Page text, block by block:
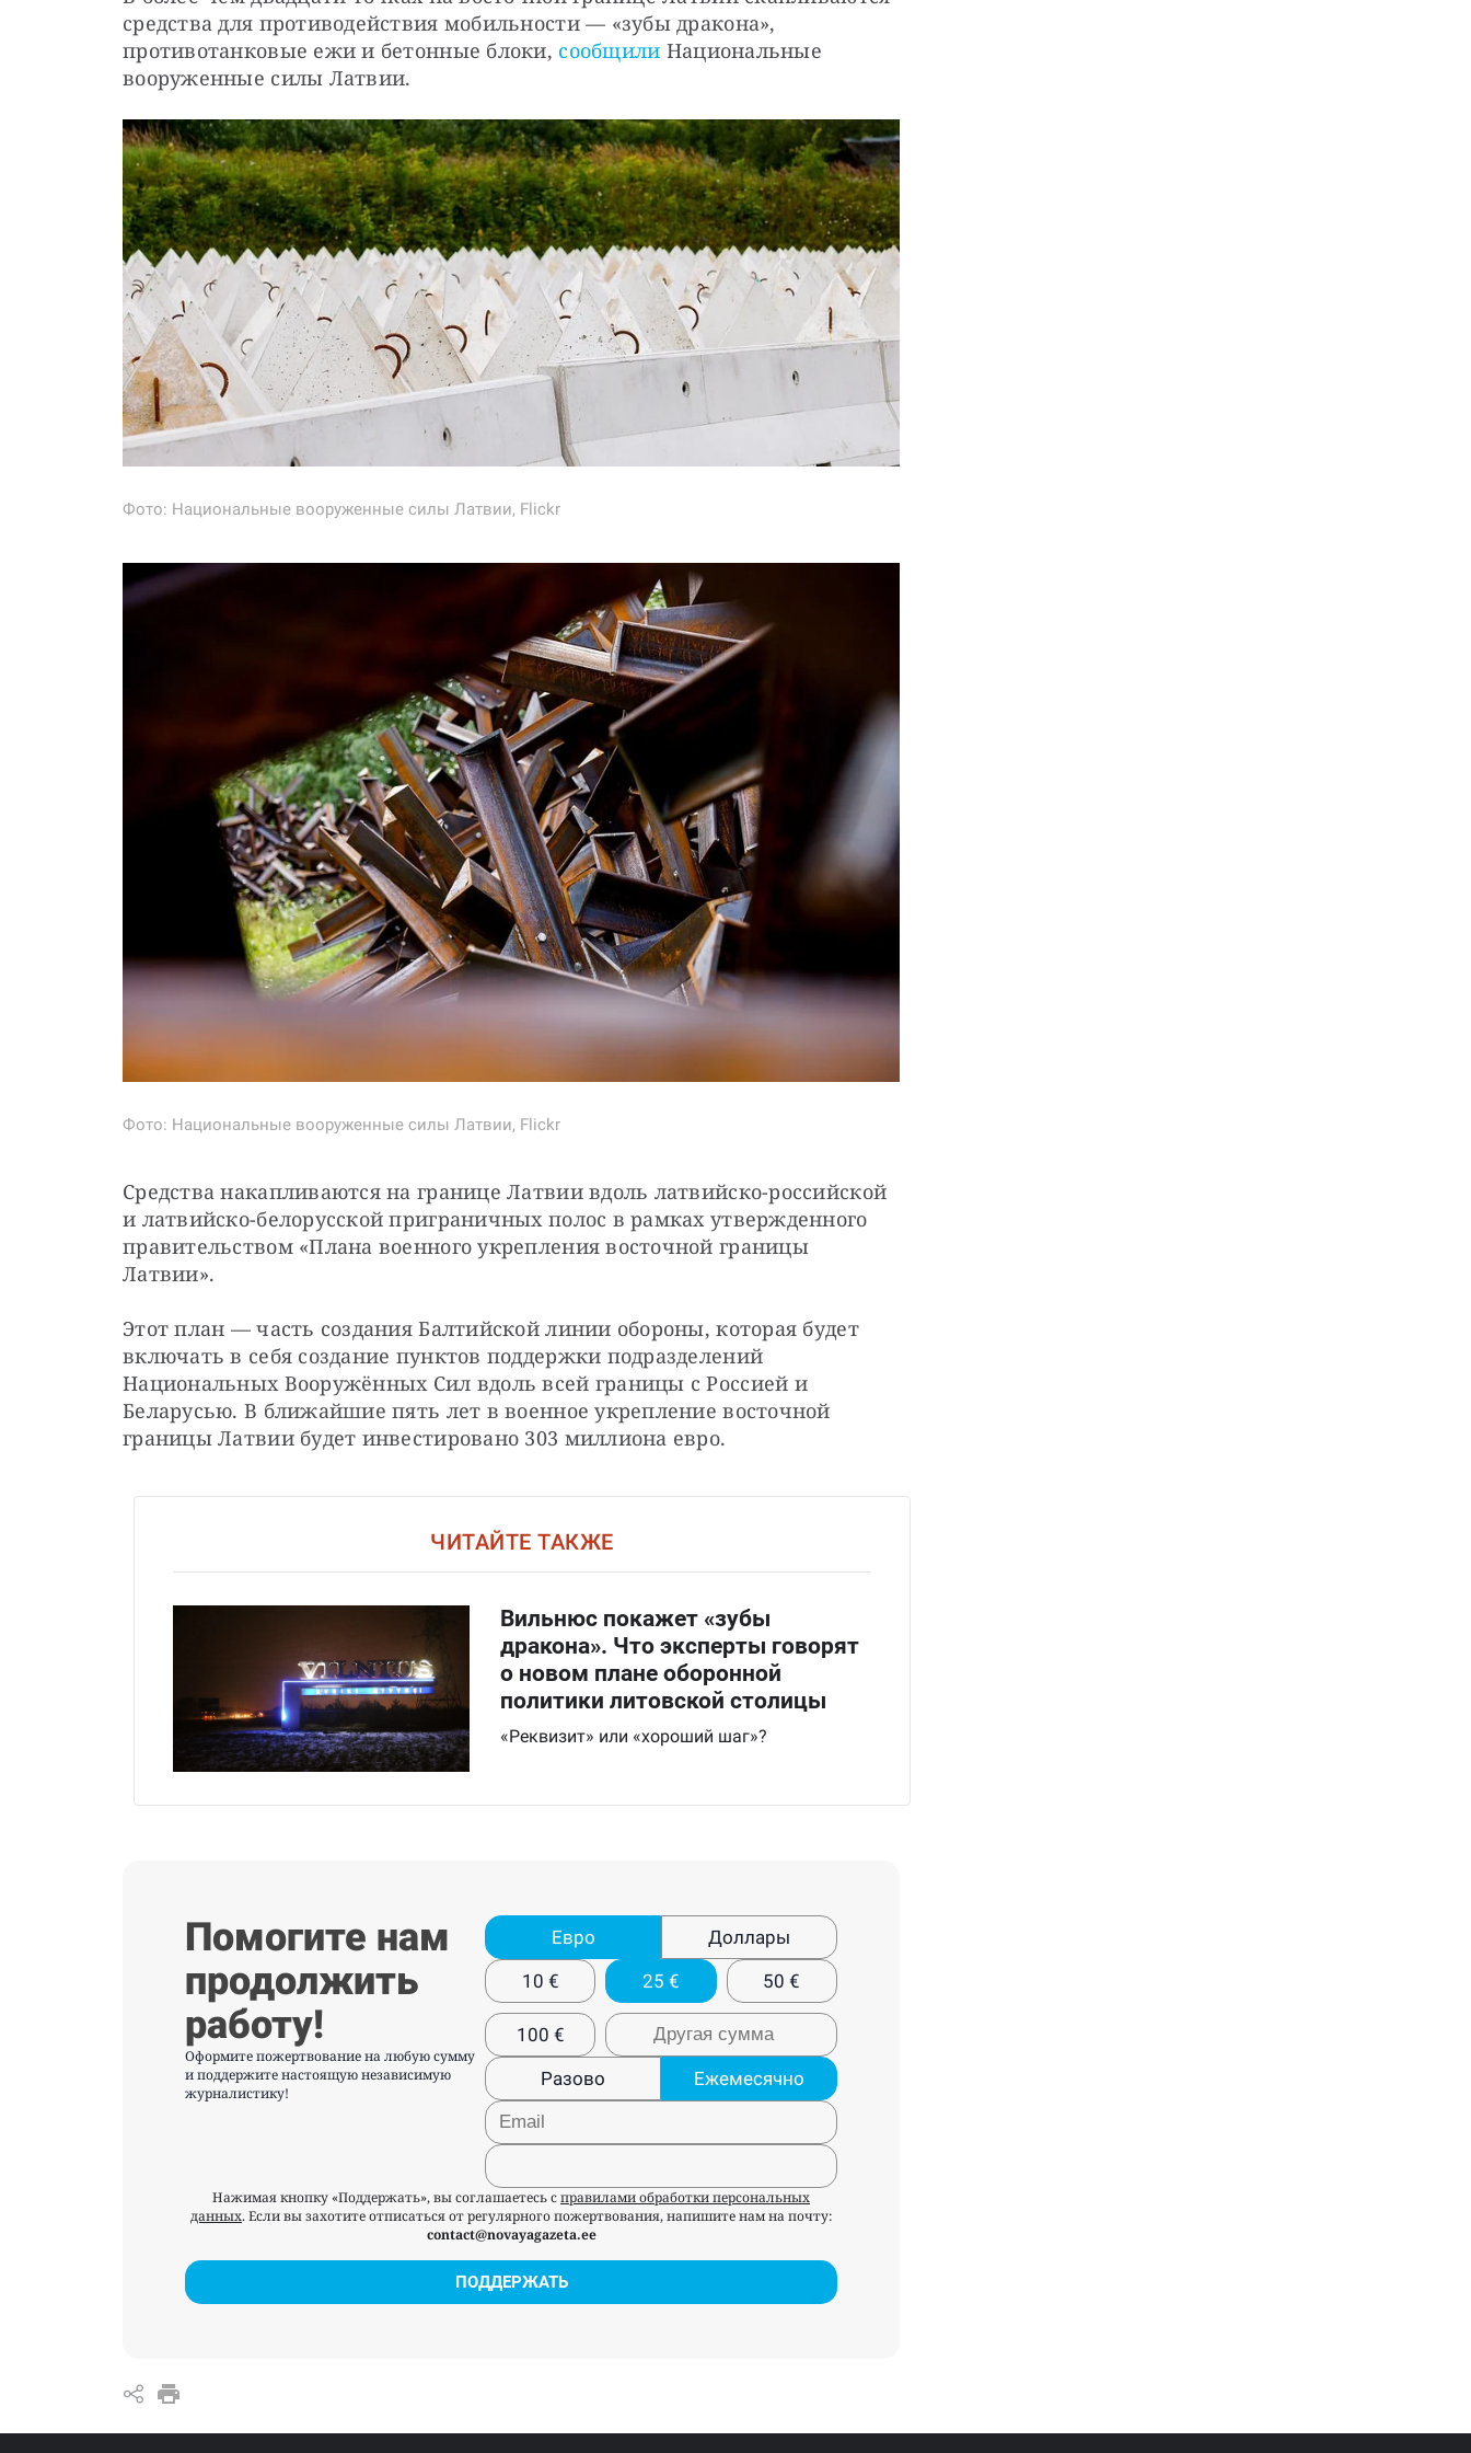
средства для противодействия мобильности — «зубы дракона»,
противотанковые ежи и бетонные блоки, сообщили Национальные
вооруженные силы Латвии.
Фото: Национальные вооруженные силы Латвии, Flickr
Фото: Национальные вооруженные силы Латвии, Flickr
Средства накапливаются на границе Латвии вдоль латвийско-российской
и латвийско-белорусской приграничных полос в рамках утвержденного
правительством «Плана военного укрепления восточной границы
Латвии».
Этот план — часть создания Балтийской линии обороны, которая будет
включать в себя создание пунктов поддержки подразделений
Национальных Вооружённых Сил вдоль всей границы с Россией и
Беларусью. В ближайшие пять лет в военное укрепление восточной
границы Латвии будет инвестировано 303 миллиона евро.
ЧИТАЙТЕ ТАКЖЕ
Вильнюс покажет «зубы
дракона». Что эксперты говорят
о новом плане оборонной
политики литовской столицы
«Реквизит» или «хороший шаг»?
Помогите нам
продолжить
работу!
Оформите пожертвование на любую сумму
и поддержите настоящую независимую
журналистику!
Евро
Доллары
10 € 25 € 50 €
100 €
Разово
Ежемесячно
Нажимая кнопку «Поддержать», вы соглашаетесь справилами обработки персональных
данных. Если вы захотите отписаться от регулярного пожертвования, напишите нам на почту:
contact@novayagazeta.ee
ПОДДЕРЖАТЬ